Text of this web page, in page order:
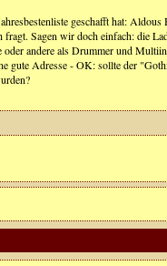
geschafft hat:
Sagen wir doch einfach: die
andere als Drummer und
gute Adresse - OK: sollte der